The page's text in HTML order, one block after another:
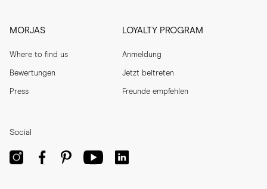
MORJAS
Where to find us
Bewertungen
Press
LOYALTY PROGRAM
Anmeldung
Jetzt beitreten
Freunde empfehlen
Social